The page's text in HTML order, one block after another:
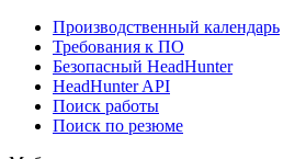
Производственный календарь
Требования к ПО
Безопасный HeadHunter
HeadHunter API
Поиск работы
Поиск по резюме